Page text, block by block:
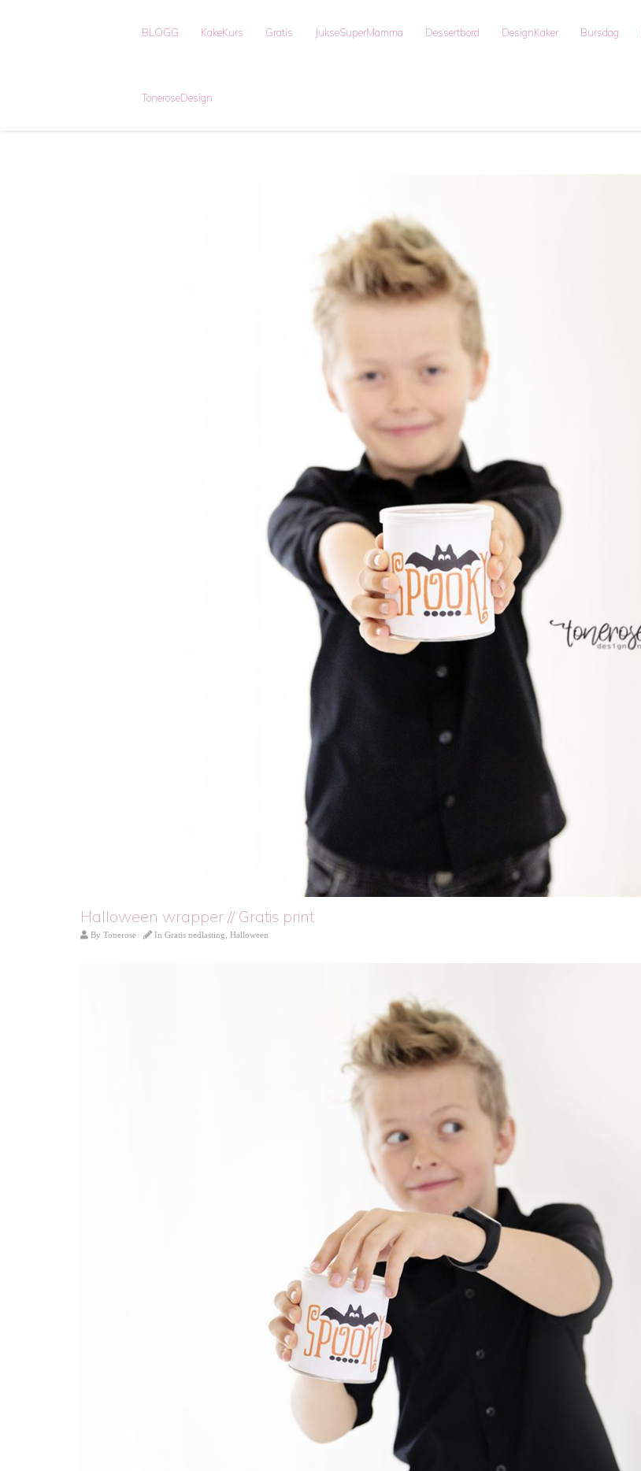
BLOGG KakeKurs Gratis JukseSuperMamma Dessertbord DesignKaker Bursdag
ToneroseDesign
Halloween wrapper // Gratis print
By Tonerose In Gratis nedlasting Halloween